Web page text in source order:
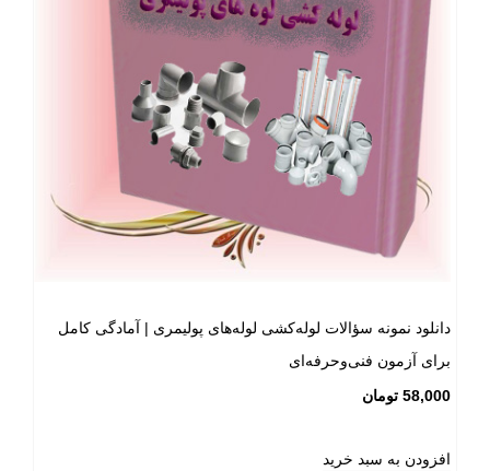
دانلود نمونه سؤالات لوله‌کشی لوله‌های پولیمری | آمادگی کامل
برای آزمون فنی‌وحرفه‌ای
58,000 تومان
افزودن به سبد خرید